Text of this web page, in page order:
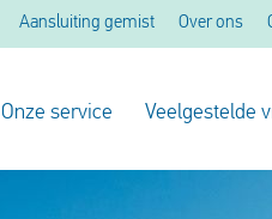
Aansluiting gemist Over ons
Onze service Veelgestelde